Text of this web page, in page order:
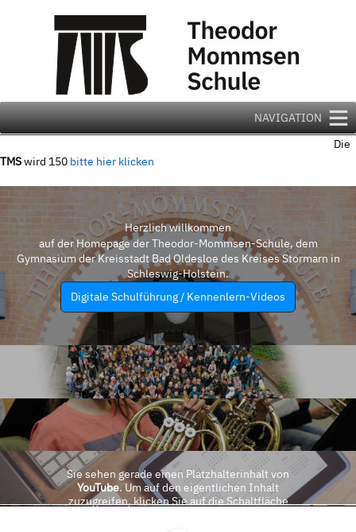
NAVIGATION
Die
TMSwird 150 bitte hier klicken
Herzlich willkommen
auf der Homepage der Theodor-Mommsen-Schule, dem
Gymnasium der Kreisstadt Bad Oldesloe des Kreises Stormarn in
Schleswig-Holstein.
Digitale Schulführung / Kennenlern-Videos
Sie sehen gerade einen Platzhalterinhalt von
YouTube. Um auf den eigentlichen Inhalt
zuzugreifen, klicken Sie auf die Schaltfläche